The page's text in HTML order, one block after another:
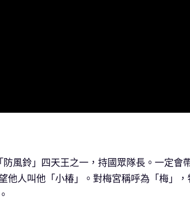
風鈴」四天王之一，持國眾隊長。一定會
他人叫他「小椿」。對梅宮稱呼為「梅」，